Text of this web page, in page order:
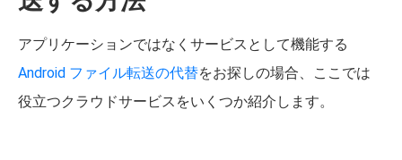
アプリケーションではなくサービスとして機能する
Android ファイル転送の代替をお探しの場合、ここでは
役立つクラウドサービスをいくつか紹介します。